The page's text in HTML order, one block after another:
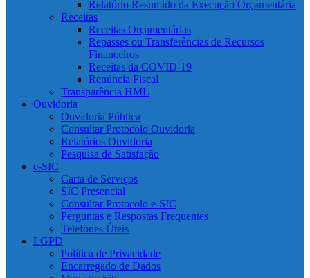
Relatório Resumido da Execução Orçamentária
Receitas
Receitas Orçamentárias
Repasses ou Transferências de Recursos
Financeiros
Receitas da COVID-19
Renúncia Fiscal
Transparência HML
Ouvidoria
Ouvidoria Pública
Consultar Protocolo Ouvidoria
Relatórios Ouvidoria
Pesquisa de Satisfação
e-SIC
Carta de Serviços
SIC Presencial
Consultar Protocolo e-SIC
Perguntas e Respostas Frequentes
Telefones Úteis
LGPD
Política de Privacidade
Encarregado de Dados